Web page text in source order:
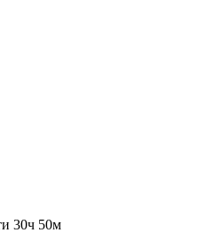
30ч 50м